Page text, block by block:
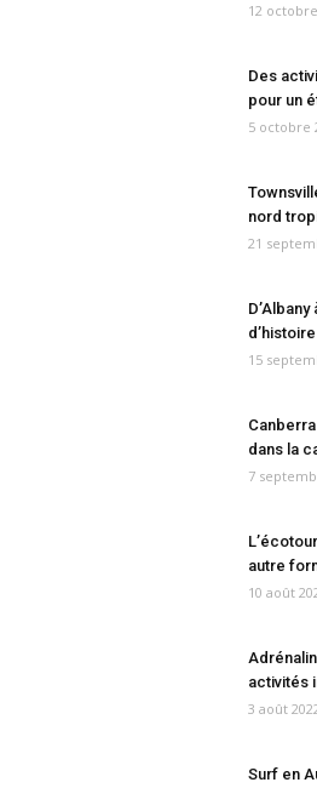
12
Des
pour un
5 octobre
nord
21
15
dans la
7
autre
10 août
activités
3 août
Surf en